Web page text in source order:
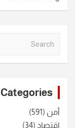
Categories
أمن (591)
اقتصاد (34)